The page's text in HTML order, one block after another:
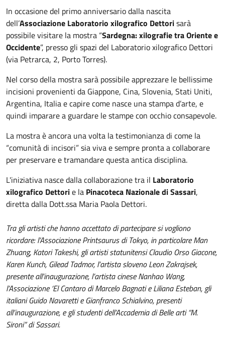
In occasione del primo anniversario dalla nascita
dell’Associazione Laboratorio xilografico Dettorisarà
possibile visitare la mostra “Sardegna: xilografie tra Oriente e
Occidente”, presso gli spazi del Laboratorio xilografico Dettori
(via Petrarca, 2, Porto Torres).
Nel corso della mostra sarà possibile apprezzare le bellissime
incisioni provenienti da Giappone, Cina, Slovenia, Stati Uniti,
Argentina, Italia e capire come nasce una stampa d’arte, e
quindi imparare a guardare le stampe con occhio consapevole.
La mostra è ancora una volta la testimonianza di come la
“comunità di incisori” sia viva e sempre pronta a collaborare
per preservare e tramandare questa antica disciplina.
L'iniziativa nasce dalla collaborazione tra il Laboratorio
xilografico Dettorie la Pinacoteca Nazionale di Sassari,
diretta dalla Dott.ssa Maria Paola Dettori.
Tra gli artisti che hanno accettato di partecipare si vogliono
ricordare: l’Associazione Printsaurus di Tokyo, in particolare Man
Zhuang, Katori Takeshi, gli artisti statunitensi Claudio Orso Giacone,
Karen Kunch, Gilead Tadmor, l’artista sloveno Leon Zakrajsek,
presente all'inaugurazione, l’artista cinese Nanhao Wang,
l’Associazione ‘El Cantaro di Marcelo Bagnati e Liliana Esteban, gli
italiani Guido Navaretti e Gianfranco Schialvino, presenti
all’inaugurazione, e gli studenti dell’Accademia di Belle arti “M.
Sironi” di Sassari.